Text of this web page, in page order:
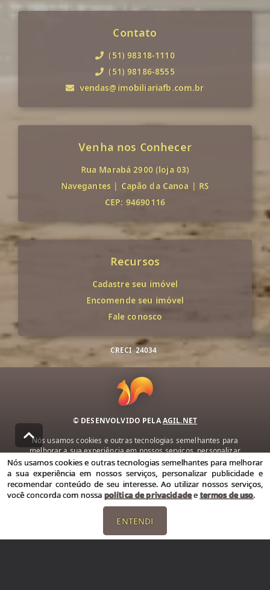
Contato
(51) 98318-1110
(51) 98186-8555
vendas@imobiliariafb.com.br
Venha nos Conhecer
Rua Marabá 2900 (loja 03)
Navegantes | Capão da Canoa | RS
CEP: 94690116
Recursos
Cadastre seu imóvel
Encomende seu imóvel
Fale conosco
CRECI 24034
© DESENVOLVIDO PELAAGIL.NET
Nós usamos cookies e outras tecnologias semelhantes para
melhorar a sua experiência em nossos serviços, personalizar
publicidade e recomendar conteúdo de seu interesse. Ao utilizar
nossos serviços, você concorda com nossa política de privacidade e
termos de uso.
Política de Privacidade Termos de uso
Nós usamos cookies e outras tecnologias semelhantes para melhorar
a sua experiência em nossos serviços, personalizar publicidade e
recomendar conteúdo de seu interesse. Ao utilizar nossos serviços,
você concorda com nossa política de privacidadeetermos de uso.
ENTENDI